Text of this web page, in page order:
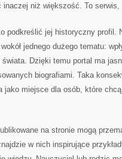
inaczej niż większość. To
podkreślić jej historyczny profil.
jednego dużego tematu:
Dzięki temu portal ma
biografiami. Taka
jako miejsce dla osób, które
na stronie mogą
w nich inspirujące